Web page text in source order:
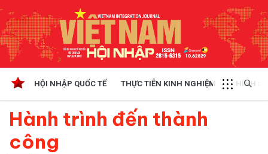
HỘI NHẬP QUỐC TẾ THỰC TIỄN KINH NGHIỆM CHÍNH
Hành trình đến thành
công